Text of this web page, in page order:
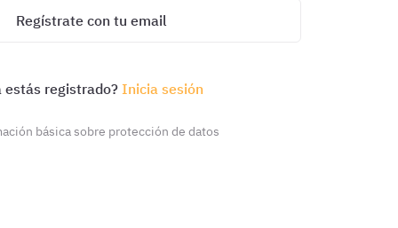
Regístrate con tu email
estás registrado? Inicia sesión
básica sobre protección de datos